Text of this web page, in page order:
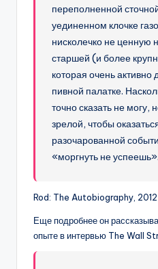
переполненной
уединенном клочке
нисколечко не ценную
старшей (и более
которая очень
пивной палатке.
точно сказать не могу,
зрелой, чтобы
разочарованной
«моргнуть не успеешь».
Rod: The Autobiography, 2012
Еще подробнее он
опыте в интервью The Wall